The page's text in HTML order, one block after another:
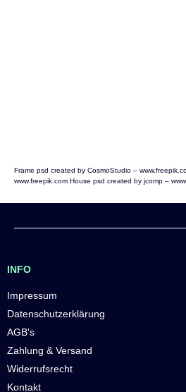
Frame psd created by CosmoStudio –
www.freepik.com House psd created by jcomp –
INFO
Impressum
Datenschutzerklärung
AGB's
Zahlung & Versand
Widerrufsrecht
Kontakt